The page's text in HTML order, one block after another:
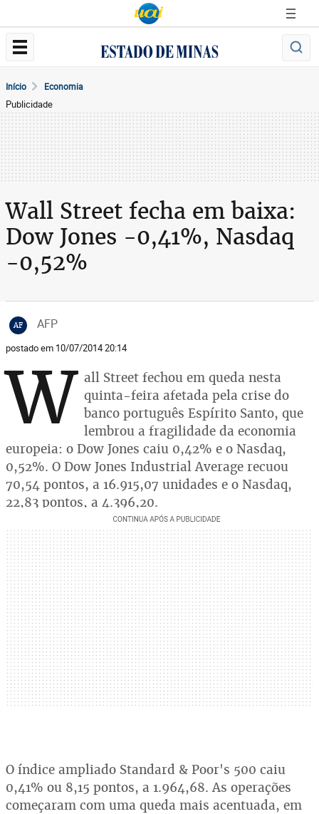
Início Economia
Publicidade
Wall Street fecha em baixa:
Dow Jones -0,41%, Nasdaq
-0,52%
AF AFP
postado em 10/07/2014 20:14
W all Street fechou em queda nesta
quinta-feira afetada pela crise do
banco português Espírito Santo, que
lembrou a fragilidade da economia
europeia: o Dow Jones caiu 0,42% e o Nasdaq,
0,52%. O Dow Jones Industrial Average recuou
70,54 pontos, a 16.915,07 unidades e o Nasdaq,
22,83 pontos, a 4.396,20.
O índice ampliado Standard & Poor's 500 caiu
0,41% ou 8,15 pontos, a 1.964,68. As operações
começaram com uma queda mais acentuada, em